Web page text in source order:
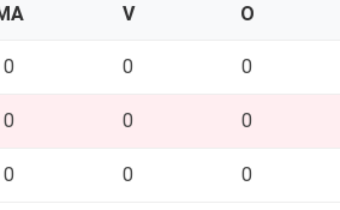
V O
0 0 0
0 0 0
0 0 0